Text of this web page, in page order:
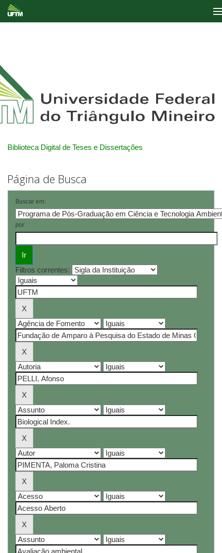
Biblioteca Digital de Teses e Dissertações
Página de Busca
Buscar em:
por
Filtros correntes: